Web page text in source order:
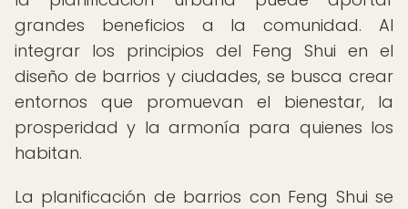
grandes beneficios a la comunidad. Al
integrar los principios del Feng Shui en el
diseño de barrios y ciudades, se busca crear
entornos que promuevan el bienestar, la
prosperidad y la armonía para quienes los
habitan.
La planificación de barrios con Feng Shui se